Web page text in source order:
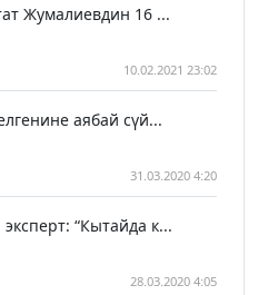
Жумалиевдин 16 ...
10.02.2021 23:02
аябай сүй...
31.03.2020 4:20
“Кытайда к...
28.03.2020 4:05